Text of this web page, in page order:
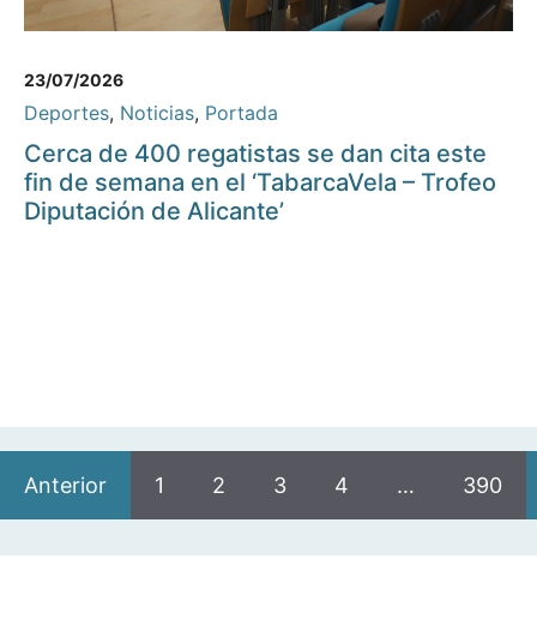
23/07/2026
Deportes, Noticias, Portada
Cerca de 400 regatistas se dan cita este
fin de semana en el ‘TabarcaVela – Trofeo
Diputación de Alicante’
Anterior 1 2 3 4 … 390